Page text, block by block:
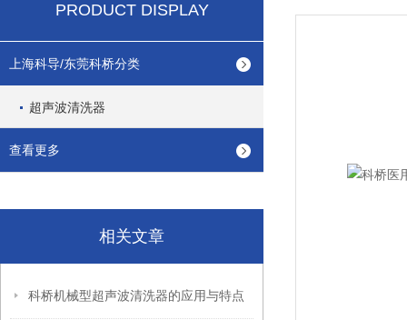
PRODUCT DISPLAY
上海科导/东莞科桥分类
超声波清洗器
查看更多
相关文章
科桥机械型超声波清洗器的应用与特点